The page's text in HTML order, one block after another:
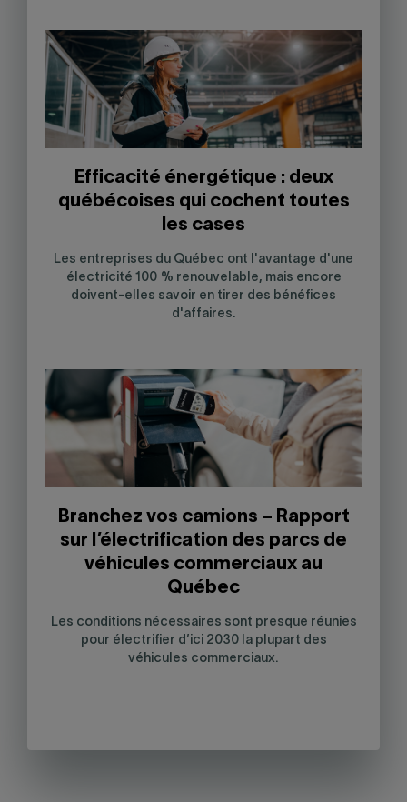
Efficacité énergétique : deux
québécoises qui cochent toutes
les cases
Les entreprises du Québec ont l'avantage d'une
électricité 100 % renouvelable, mais encore
doivent-elles savoir en tirer des bénéfices
d'affaires.
Branchez vos camions – Rapport
sur l’électrification des parcs de
véhicules commerciaux au
Québec
Les conditions nécessaires sont presque réunies
pour électrifier d’ici 2030 la plupart des
véhicules commerciaux.